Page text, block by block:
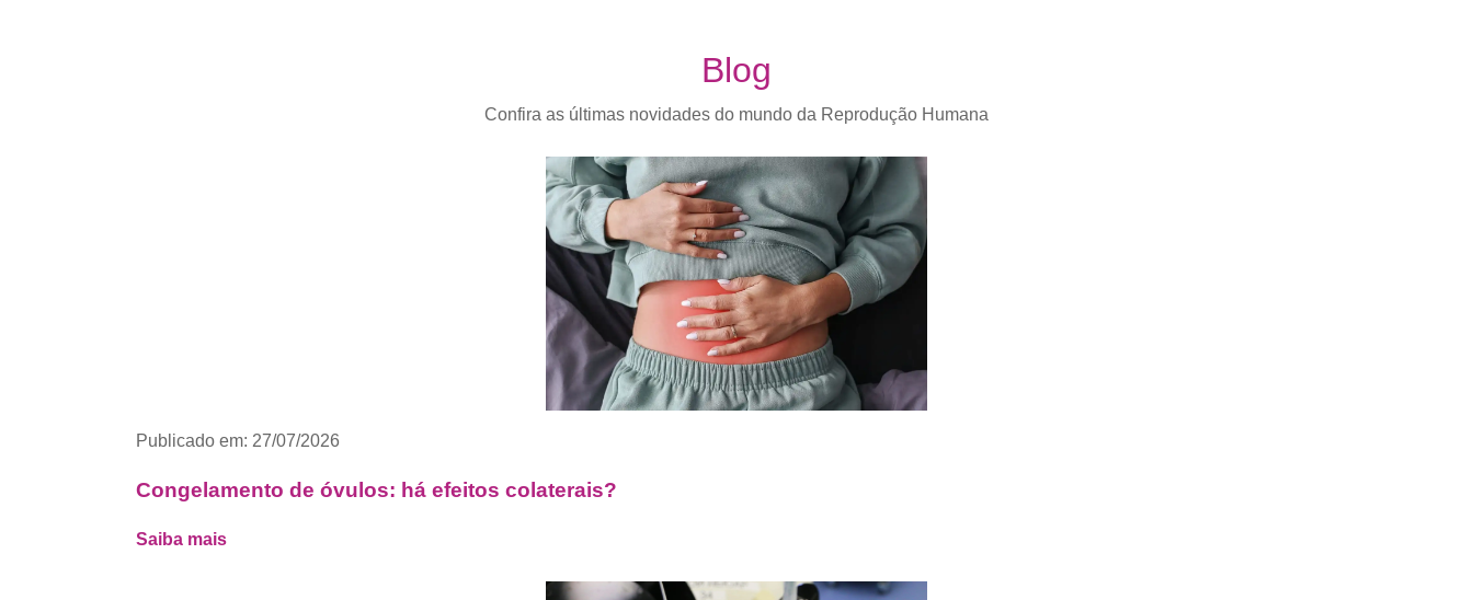
Blog
Confira as últimas novidades do mundo da Reprodução Humana
Publicado em: 27/07/2026
Congelamento de óvulos: há efeitos colaterais?
Saiba mais